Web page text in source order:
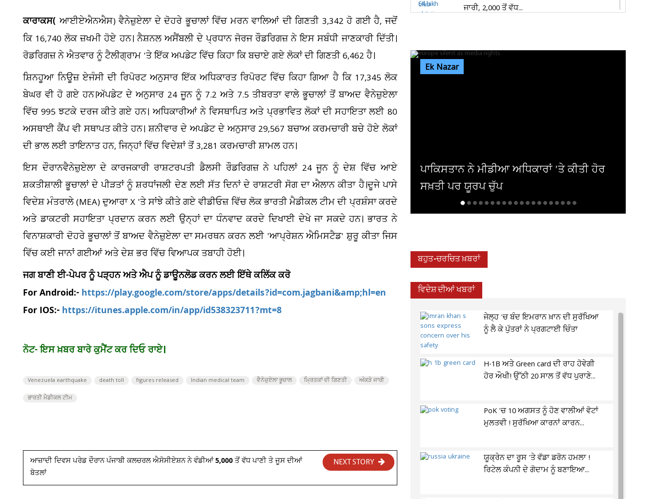
ਕਾਰਾਕਸ(ਆਈਏਐਨਐਸ) ਵੈਨੇਜ਼ੁਏਲਾ ਦੇ ਦੋਹਰੇ ਭੂਚਾਲਾਂ ਵਿੱਚ ਮਰਨ ਵਾਲਿਆਂ ਦੀ ਗਿਣਤੀ 3,342 ਹੋ ਗਈ ਹੈ, ਜਦੋਂ
ਕਿ 16,740 ਲੋਕ ਜ਼ਖਮੀ ਹੋਏ ਹਨ। ਨੈਸ਼ਨਲ ਅਸੈਂਬਲੀ ਦੇ ਪ੍ਰਧਾਨ ਜੋਰਜ ਰੌਡਰਿਗਜ਼ ਨੇ ਇਸ ਸਬੰਧੀ ਜਾਣਕਾਰੀ ਦਿੱਤੀ।
ਰੋਡਰਿਗਜ਼ ਨੇ ਐਤਵਾਰ ਨੂੰ ਟੈਲੀਗ੍ਰਾਮ 'ਤੇ ਇੱਕ ਅਪਡੇਟ ਵਿੱਚ ਕਿਹਾ ਕਿ ਬਚਾਏ ਗਏ ਲੋਕਾਂ ਦੀ ਗਿਣਤੀ 6,462 ਹੈ।
ਸ਼ਿਨਹੂਆ ਨਿਊਜ਼ ਏਜੰਸੀ ਦੀ ਰਿਪੋਰਟ ਅਨੁਸਾਰ ਇੱਕ ਅਧਿਕਾਰਤ ਰਿਪੋਰਟ ਵਿੱਚ ਕਿਹਾ ਗਿਆ ਹੈ ਕਿ 17,345 ਲੋਕ
ਬੇਘਰ ਵੀ ਹੋ ਗਏ ਹਨ।ਅੱਪਡੇਟ ਦੇ ਅਨੁਸਾਰ 24 ਜੂਨ ਨੂੰ 7.2 ਅਤੇ 7.5 ਤੀਬਰਤਾ ਵਾਲੇ ਭੂਚਾਲਾਂ ਤੋਂ ਬਾਅਦ ਵੈਨੇਜ਼ੁਏਲਾ
ਵਿੱਚ 995 ਝਟਕੇ ਦਰਜ ਕੀਤੇ ਗਏ ਹਨ। ਅਧਿਕਾਰੀਆਂ ਨੇ ਵਿਸਥਾਪਿਤ ਅਤੇ ਪ੍ਰਭਾਵਿਤ ਲੋਕਾਂ ਦੀ ਸਹਾਇਤਾ ਲਈ 80
ਅਸਥਾਈ ਕੈਂਪ ਵੀ ਸਥਾਪਤ ਕੀਤੇ ਹਨ। ਸ਼ਨੀਵਾਰ ਦੇ ਅਪਡੇਟ ਦੇ ਅਨੁਸਾਰ 29,567 ਬਚਾਅ ਕਰਮਚਾਰੀ ਬਚੇ ਹੋਏ ਲੋਕਾਂ
ਦੀ ਭਾਲ ਲਈ ਤਾਇਨਾਤ ਹਨ, ਜਿਨ੍ਹਾਂ ਵਿੱਚ ਵਿਦੇਸ਼ਾਂ ਤੋਂ 3,281 ਕਰਮਚਾਰੀ ਸ਼ਾਮਲ ਹਨ।
ਇਸ ਦੌਰਾਨਵੈਨੇਜ਼ੁਏਲਾ ਦੇ ਕਾਰਜਕਾਰੀ ਰਾਸ਼ਟਰਪਤੀ ਡੈਲਸੀ ਰੌਡਰਿਗਜ਼ ਨੇ ਪਹਿਲਾਂ 24 ਜੂਨ ਨੂੰ ਦੇਸ਼ ਵਿੱਚ ਆਏ
ਸ਼ਕਤੀਸ਼ਾਲੀ ਭੂਚਾਲਾਂ ਦੇ ਪੀੜਤਾਂ ਨੂੰ ਸ਼ਰਧਾਂਜਲੀ ਦੇਣ ਲਈ ਸੱਤ ਦਿਨਾਂ ਦੇ ਰਾਸ਼ਟਰੀ ਸੋਗ ਦਾ ਐਲਾਨ ਕੀਤਾ ਹੈ।ਦੂਜੇ ਪਾਸੇ
ਵਿਦੇਸ਼ ਮੰਤਰਾਲੇ (MEA) ਦੁਆਰਾ X 'ਤੇ ਸਾਂਝੇ ਕੀਤੇ ਗਏ ਵੀਡੀਓਜ਼ ਵਿੱਚ ਲੋਕ ਭਾਰਤੀ ਮੈਡੀਕਲ ਟੀਮ ਦੀ ਪ੍ਰਸ਼ੰਸਾ ਕਰਦੇ
ਅਤੇ ਡਾਕਟਰੀ ਸਹਾਇਤਾ ਪ੍ਰਦਾਨ ਕਰਨ ਲਈ ਉਨ੍ਹਾਂ ਦਾ ਧੰਨਵਾਦ ਕਰਦੇ ਦਿਖਾਈ ਦੇਖੇ ਜਾ ਸਕਦੇ ਹਨ। ਭਾਰਤ ਨੇ
ਵਿਨਾਸ਼ਕਾਰੀ ਦੋਹਰੇ ਭੂਚਾਲਾਂ ਤੋਂ ਬਾਅਦ ਵੈਨੇਜ਼ੁਏਲਾ ਦਾ ਸਮਰਥਨ ਕਰਨ ਲਈ 'ਆਪ੍ਰੇਸ਼ਨ ਐਮਿਸਟੈਡ' ਸ਼ੁਰੂ ਕੀਤਾ ਜਿਸ
ਵਿੱਚ ਕਈ ਜਾਨਾਂ ਗਈਆਂ ਅਤੇ ਦੇਸ਼ ਭਰ ਵਿੱਚ ਵਿਆਪਕ ਤਬਾਹੀ ਹੋਈ।
ਜਗ ਬਾਣੀ ਈ-ਪੇਪਰ ਨੂੰ ਪੜ੍ਹਨ ਅਤੇ ਐਪ ਨੂੰ ਡਾਊਨਲੋਡ ਕਰਨ ਲਈ ਇੱਥੇ ਕਲਿੱਕ ਕਰੋ
For Android:-https://play.google.com/store/apps/details?id=com.jagbani&amp;hl=en
For IOS:-https://itunes.apple.com/in/app/id538323711?mt=8
ਨੋਟ- ਇਸ ਖ਼ਬਰ ਬਾਰੇ ਕੁਮੈਂਟ ਕਰ ਦਿਓ ਰਾਏ।
Venezuela earthquake death toll figures released Indian medical team ਵੈਨੇਜ਼ੁਏਲਾ ਭੂਚਾਲ ਮ੍ਰਿਤਕਾਂ ਦੀ ਗਿਣਤੀ ਅੰਕੜੇ ਜਾਰੀ
ਭਾਰਤੀ ਮੈਡੀਕਲ ਟੀਮ
ਆਜ਼ਾਦੀ ਦਿਵਸ ਪਰੇਡ ਦੌਰਾਨ ਪੰਜਾਬੀ ਕਲਚਰਲ ਐਸੋਸੀਏਸ਼ਨ ਨੇ ਵੰਡੀਆਂ 5,000 ਤੋਂ ਵੱਧ ਪਾਣੀ ਤੇ ਜੂਸ ਦੀਆਂ
ਬੋਤਲਾਂ
NEXT STORY
ਜਾਰੀ, 2,000 ਤੋਂ ਵੱਧ...
Ek Nazar
ਪਾਕਿਸਤਾਨ ਨੇ ਮੀਡੀਆ ਅਧਿਕਾਰਾਂ 'ਤੇ ਕੀਤੀ ਹੋਰ
ਸਖ਼ਤੀ ਪਰ ਯੂਰਪ ਚੁੱਪ
"ਆਪਣੇ ਪਤੀਆਂ ਨੂੰ ਚੀਟ ਕਰਦੇ ਹੋਏ ਮੈਂ ਹੀ
ਸੀ..."; ਸ਼ਵੇਤਾ ਤਿਵਾਰੀ ਦਾ...
ਬਹੁਤ-ਚਰਚਿਤ ਖ਼ਬਰਾਂ
ਵਿਦੇਸ਼ ਦੀਆਂ ਖਬਰਾਂ
ਜੇਲ੍ਹ 'ਚ ਬੰਦ ਇਮਰਾਨ ਖ਼ਾਨ ਦੀ ਸੁਰੱਖਿਆ
ਨੂੰ ਲੈ ਕੇ ਪੁੱਤਰਾਂ ਨੇ ਪ੍ਰਗਟਾਈ ਚਿੰਤਾ
H-1B ਅਤੇ Green card ਦੀ ਰਾਹ ਹੋਵੇਗੀ
ਹੋਰ ਔਖੀ! ਉੱਠੀ 20 ਸਾਲ ਤੋਂ ਵੱਧ ਪੁਰਾਣੇ...
PoK 'ਚ 10 ਅਗਸਤ ਨੂੰ ਹੋਣ ਵਾਲੀਆਂ ਵੋਟਾਂ
ਮੁਲਤਵੀ ! ਸੁਰੱਖਿਆ ਕਾਰਨਾਂ ਕਾਰਨ...
ਯੂਕ੍ਰੇਨ ਦਾ ਰੂਸ 'ਤੇ ਵੱਡਾ ਡਰੋਨ ਹਮਲਾ !
ਰਿਟੇਲ ਕੰਪਨੀ ਦੇ ਗੋਦਾਮ ਨੂੰ ਬਣਾਇਆ...